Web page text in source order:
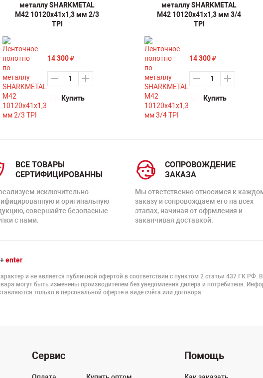
металлу SHARKMETAL
M42 10120х41х1,3 мм 2/3
TPI
14 300 ₽
Купить
металлу SHARKMETAL
M42 10120х41х1,3 мм 3/4
TPI
14 300 ₽
Купить
ВСЕ ТОВАРЫ
СЕРТИФИЦИРОВАННЫ
исключительно
и оригинальную
совершайте безопасные
с нами.
СОПРОВОЖДЕНИЕ
ЗАКАЗА
Мы ответственно относимся к
заказу и сопровождаем его на всех
этапах, начиная от офрмления и
заканчивая доставкой.
+enter
и не является публичной офертой в соответствии с пунктом 2 статьи 437 ГК РФ.
могут быть изменены производителем без уведомления дилера и потребителя.
только в персональной оферте в виде счёта или договора.
Сервис Помощь